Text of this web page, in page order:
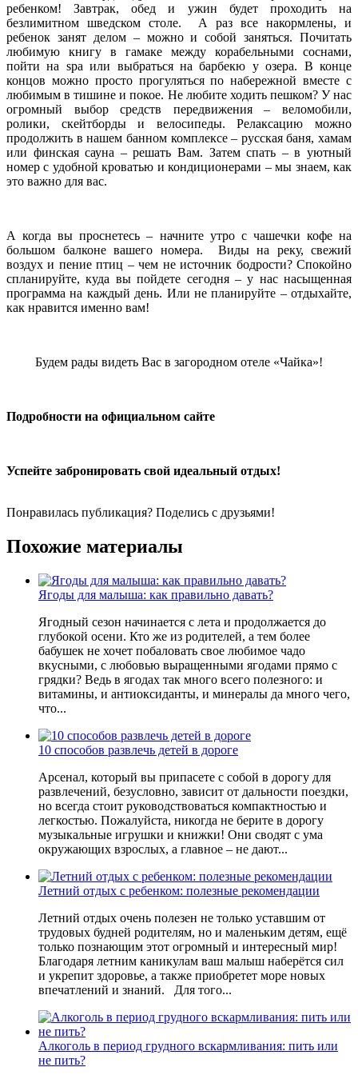
ребенком! Завтрак, обед и ужин будет проходить на
безлимитном шведском столе. А раз все накормлены, и
ребенок занят делом – можно и собой заняться. Почитать
любимую книгу в гамаке между корабельными соснами,
пойти на spa или выбраться на барбекю у озера. В конце
концов можно просто прогуляться по набережной вместе с
любимым в тишине и покое. Не любите ходить пешком? У нас
огромный выбор средств передвижения – веломобили,
ролики, скейтборды и велосипеды. Релаксацию можно
продолжить в нашем банном комплексе – русская баня, хамам
или финская сауна – решать Вам. Затем спать – в уютный
номер с удобной кроватью и кондиционерами – мы знаем, как
это важно для вас.
А когда вы проснетесь – начните утро с чашечки кофе на
большом балконе вашего номера. Виды на реку, свежий
воздух и пение птиц – чем не источник бодрости? Спокойно
спланируйте, куда вы пойдете сегодня – у нас насыщенная
программа на каждый день. Или не планируйте – отдыхайте,
как нравится именно вам!
Будем рады видеть Вас в загородном отеле «Чайка»!
Подробности на официальном сайте
Успейте забронировать свой идеальный отдых!
Понравилась публикация? Поделись с друзьями!
Похожие материалы
Ягоды для малыша: как правильно давать?
Ягодный сезон начинается с лета и продолжается до
глубокой осени. Кто же из родителей, а тем более
бабушек не хочет побаловать свое любимое чадо
вкусными, с любовью выращенными ягодами прямо с
грядки? Ведь в ягодах так много всего полезного: и
витамины, и антиоксиданты, и минералы да много чего,
что...
10 способов развлечь детей в дороге
Арсенал, который вы припасете с собой в дорогу для
развлечений, безусловно, зависит от дальности поездки,
но всегда стоит руководствоваться компактностью и
легкостью. Пожалуйста, никогда не берите в дорогу
музыкальные игрушки и книжки! Они сводят с ума
окружающих взрослых, а главное – не дают...
Летний отдых с ребенком: полезные рекомендации
Летний отдых очень полезен не только уставшим от
трудовых будней родителям, но и маленьким детям, ещё
только познающим этот огромный и интересный мир!
Благодаря летним каникулам ваш малыш наберётся сил
и укрепит здоровье, а также приобретет море новых
впечатлений и знаний. Для того...
Алкоголь в период грудного вскармливания: пить или
не пить?